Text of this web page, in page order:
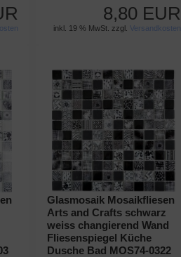
8,80 EUR
inkl. 19 % MwSt. zzgl.Versandkosten
Glasmosaik Mosaikfliesen
Arts and Crafts schwarz
weiss changierend Wand
Fliesenspiegel Küche
Dusche Bad MOS74-0322